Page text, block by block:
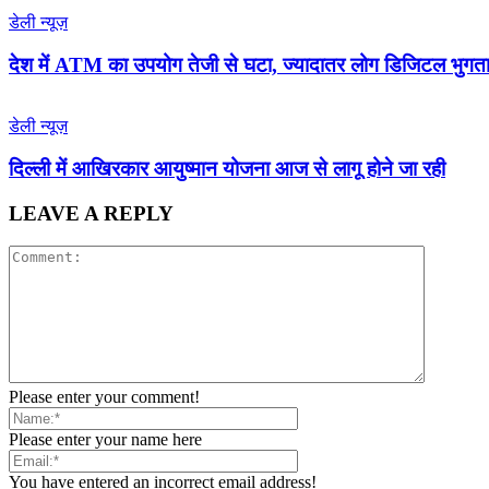
डेली न्यूज़
देश में ATM का उपयोग तेजी से घटा, ज्यादातर लोग डिजिटल
डेली न्यूज़
द‍िल्‍ली में आख‍िरकार आयुष्‍मान योजना आज से लागू होने जा रही
LEAVE A REPLY
Please enter your comment!
Please enter your name here
You have entered an incorrect email address!